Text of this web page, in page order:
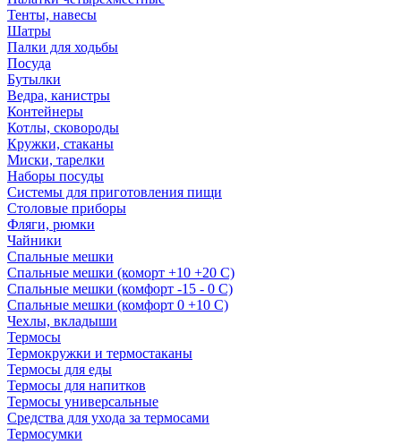
Тенты, навесы
Шатры
Палки для ходьбы
Посуда
Бутылки
Ведра, канистры
Контейнеры
Котлы, сковороды
Кружки, стаканы
Миски, тарелки
Наборы посуды
Системы для приготовления пищи
Столовые приборы
Фляги, рюмки
Чайники
Спальные мешки
Спальные мешки (коморт +10 +20 С)
Спальные мешки (комфорт -15 - 0 С)
Спальные мешки (комфорт 0 +10 С)
Чехлы, вкладыши
Термосы
Термокружки и термостаканы
Термосы для еды
Термосы для напитков
Термосы универсальные
Средства для ухода за термосами
Термосумки